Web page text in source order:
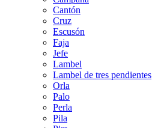
Cantón
Cruz
Escusón
Faja
Jefe
Lambel
Lambel de tres pendientes
Orla
Palo
Perla
Pila